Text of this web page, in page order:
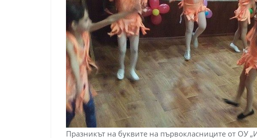
Празникът на буквите на първокласниците от ОУ